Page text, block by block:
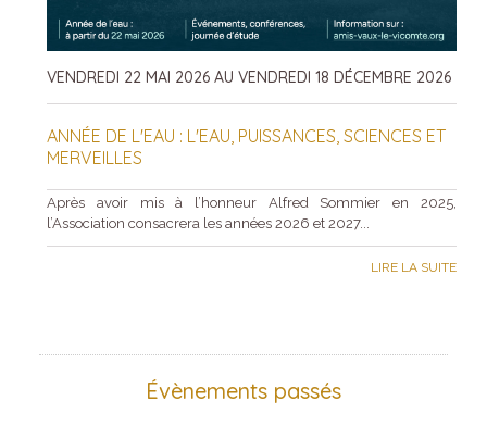
VENDREDI 22 MAI 2026 AU VENDREDI 18 DÉCEMBRE 2026
ANNÉE DE L'EAU : L'EAU, PUISSANCES, SCIENCES ET
MERVEILLES
Après avoir mis à l’honneur Alfred Sommier en 2025,
l’Association consacrera les années 2026 et 2027...
LIRE LA SUITE
Évènements passés